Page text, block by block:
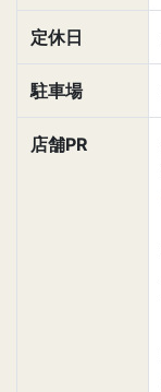
定休日
駐車場
店舗PR